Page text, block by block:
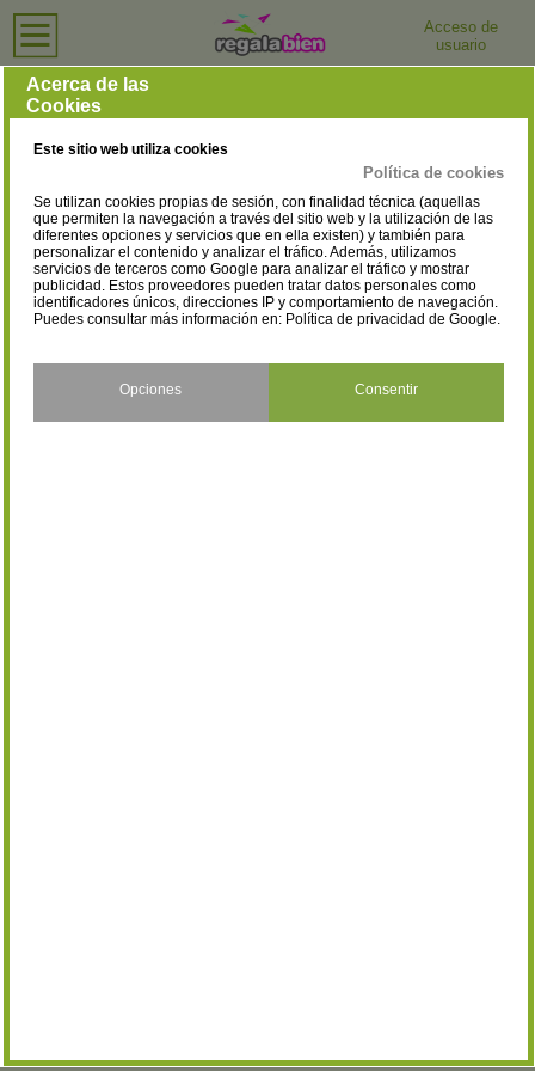
Acceso de
usuario
Tiendas de Ordenadores e Informática en Las Palmas
Selecciona la localidad
Inicio › Tiendas de Ordenadores e Informática
Agüimes Arrecife
Ingenio(1)
Las Palmas De Gran
Canaria(66)
Mogán(1) Pájara(1)
Puerto del Rosario(7) Santa Brígida(3)
Santa Lucía de Tirajana(6)
Santa María de Guía de
Gran Canaria(3)
Acerca de las
Cookies
Este sitio web utiliza cookies
Política de cookies
Se utilizan cookies propias de sesión, con finalidad técnica (aquellas
que permiten la navegación a través del sitio web y la utilización de las
diferentes opciones y servicios que en ella existen) y también para
personalizar el contenido y analizar el tráfico. Además, utilizamos
servicios de terceros como Google para analizar el tráfico y mostrar
publicidad. Estos proveedores pueden tratar datos personales como
identificadores únicos, direcciones IP y comportamiento de navegación.
Puedes consultar más información en: Política de privacidad de Google.
Opciones Consentir